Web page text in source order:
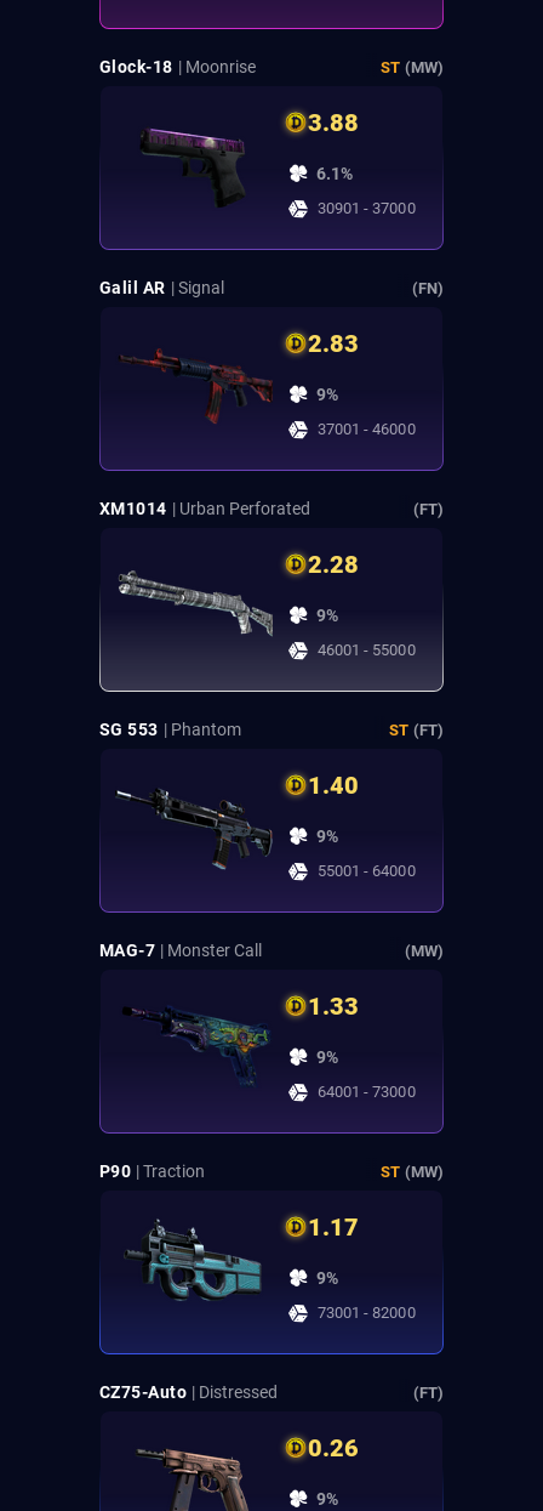
Glock-18 | Moonrise ST (MW)
3.88
6.1%
30901 - 37000
Galil AR | Signal (FN)
2.83
9%
37001 - 46000
XM1014 | Urban Perforated (FT)
2.28
9%
46001 - 55000
SG 553 | Phantom ST (FT)
1.40
9%
55001 - 64000
MAG-7 | Monster Call (MW)
1.33
9%
64001 - 73000
P90 | Traction ST (MW)
1.17
9%
73001 - 82000
CZ75-Auto | Distressed (FT)
0.26
9%